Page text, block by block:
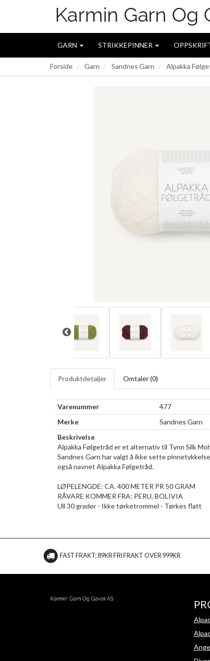
GARN STRIKKEPINNER
Forside Garn Sandnes Garn Alpakka
Produktdetaljer Omtaler (0)
Varenummer
477
Merke
Sandnes Garn
Beskrivelse
Alpakka Følgetråd er et alternativ til Tynn Silk
Sandnes Garn har valgt å ikke sette
også navnet Alpakka Følgetråd.
LØPELENGDE: CA. 400 METER PR 50 GRAM
RÅVARE KOMMER FRA: PERU, BOLIVIA
Ull 30 grader - Ikke tørketrommel - Tørkes flatt
FAST FRAKT: 89KR FRI FRAKT OVER 999KR